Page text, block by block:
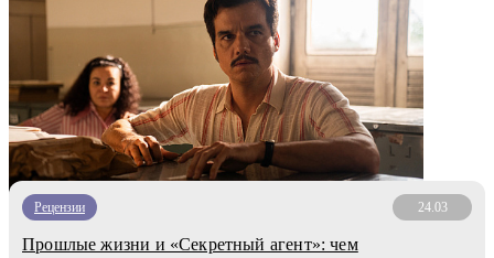
Рецензии 24.03
Прошлые жизни и «Секретный агент»: чем